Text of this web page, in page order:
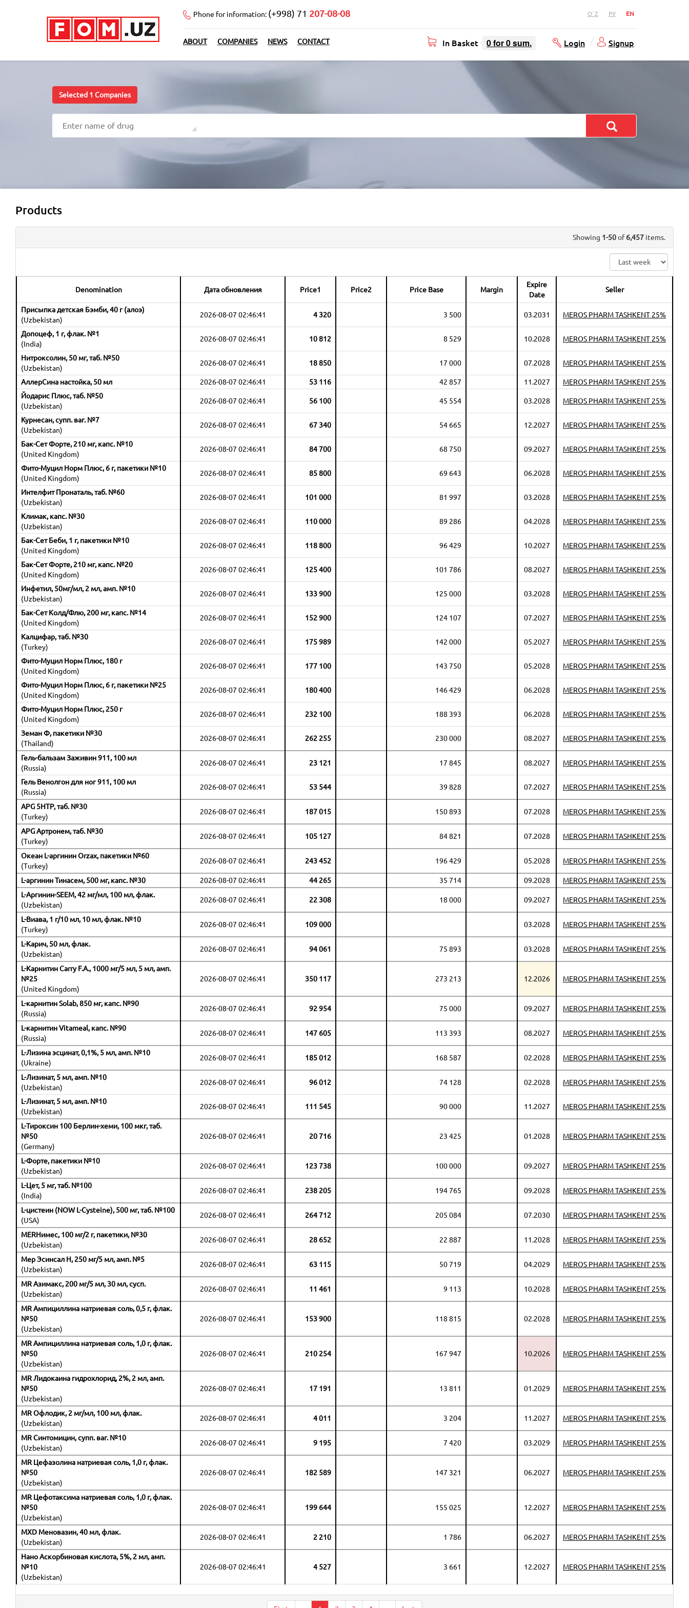
Phone for information: (+998) 71 207-08-08 O`Z РУ EN
Signup
Login
ABOUT COMPANIES NEWS CONTACT In Basket 0for0sum.
Selected 1 Companies
Products
Showing 1-50of6,457 items.
Denomination Дата обновления Price1 Price2 Price Base Margin
Expire
Date
Seller
Присыпка детская Бэмби, 40 г (алоэ)
(Uzbekistan)
2026-08-07 02:46:41 4 320 3 500 03.2031 MEROS PHARM TASHKENT 25%
Допоцеф, 1 г, флак. №1
(India)
2026-08-07 02:46:41 10 812 8 529 10.2028 MEROS PHARM TASHKENT 25%
Нитроксолин, 50 мг, таб. №50
(Uzbekistan)
2026-08-07 02:46:41 18 850 17 000 07.2028 MEROS PHARM TASHKENT 25%
АллерСина настойка, 50 мл 2026-08-07 02:46:41 53 116 42 857 11.2027
MEROS PHARM TASHKENT 25%
Йодарис Плюс, таб. №50
(Uzbekistan)
2026-08-07 02:46:41 56 100 45 554 03.2028 MEROS PHARM TASHKENT 25%
Курнесан, супп. ваг. №7
(Uzbekistan)
2026-08-07 02:46:41 67 340 54 665 12.2027 MEROS PHARM TASHKENT 25%
Бак-Сет Форте, 210 мг, капс. №10
(United Kingdom)
2026-08-07 02:46:41 84 700 68 750 09.2027 MEROS PHARM TASHKENT 25%
Фито-Муцил Норм Плюс, 6 г, пакетики №10
(United Kingdom)
2026-08-07 02:46:41 85 800 69 643 06.2028 MEROS PHARM TASHKENT 25%
Интелфит Пронаталь, таб. №60
(Uzbekistan)
2026-08-07 02:46:41 101 000 81 997 03.2028 MEROS PHARM TASHKENT 25%
Климак, капс. №30
(Uzbekistan)
2026-08-07 02:46:41 110 000 89 286 04.2028 MEROS PHARM TASHKENT 25%
Бак-Сет Беби, 1 г, пакетики №10
(United Kingdom)
2026-08-07 02:46:41 118 800 96 429 10.2027 MEROS PHARM TASHKENT 25%
Бак-Сет Форте, 210 мг, капс. №20
(United Kingdom)
2026-08-07 02:46:41 125 400 101 786 08.2027 MEROS PHARM TASHKENT 25%
Инфетил, 50мг/мл, 2 мл, амп. №10
(Uzbekistan)
2026-08-07 02:46:41 133 900 125 000 03.2028 MEROS PHARM TASHKENT 25%
Бак-Сет Колд/Флю, 200 мг, капс. №14
(United Kingdom)
2026-08-07 02:46:41 152 900 124 107 07.2027 MEROS PHARM TASHKENT 25%
Калцифар, таб. №30
(Turkey)
2026-08-07 02:46:41 175 989 142 000 05.2027 MEROS PHARM TASHKENT 25%
Фито-Муцил Норм Плюс, 180 г
(United Kingdom)
2026-08-07 02:46:41 177 100 143 750 05.2028 MEROS PHARM TASHKENT 25%
Фито-Муцил Норм Плюс, 6 г, пакетики №25
(United Kingdom)
2026-08-07 02:46:41 180 400 146 429 06.2028 MEROS PHARM TASHKENT 25%
Фито-Муцил Норм Плюс, 250 г
(United Kingdom)
2026-08-07 02:46:41 232 100 188 393 06.2028 MEROS PHARM TASHKENT 25%
Земан Ф, пакетики №30
(Thailand)
2026-08-07 02:46:41 262 255 230 000 08.2027 MEROS PHARM TASHKENT 25%
Гель-бальзам Заживин 911, 100 мл
(Russia)
2026-08-07 02:46:41 23 121 17 845 08.2027 MEROS PHARM TASHKENT 25%
Гель Венолгон для ног 911, 100 мл
(Russia)
2026-08-07 02:46:41 53 544 39 828 07.2027 MEROS PHARM TASHKENT 25%
APG 5HTP, таб. №30
(Turkey)
2026-08-07 02:46:41 187 015 150 893 07.2028 MEROS PHARM TASHKENT 25%
APG Артронем, таб. №30
(Turkey)
2026-08-07 02:46:41 105 127 84 821 07.2028 MEROS PHARM TASHKENT 25%
Океан L-аргинин Orzax, пакетики №60
(Turkey)
2026-08-07 02:46:41 243 452 196 429 05.2028 MEROS PHARM TASHKENT 25%
L-аргинин Тинасем, 500 мг, капс. №30 2026-08-07 02:46:41 44 265 35 714 09.2028
MEROS PHARM TASHKENT 25%
L-Аргинин-SEEM, 42 мг/мл, 100 мл, флак.
(Uzbekistan)
2026-08-07 02:46:41 22 308 18 000 09.2027 MEROS PHARM TASHKENT 25%
L-Виава, 1 г/10 мл, 10 мл, флак. №10
(Turkey)
2026-08-07 02:46:41 109 000 03.2028 MEROS PHARM TASHKENT 25%
L-Карич, 50 мл, флак.
(Uzbekistan)
2026-08-07 02:46:41 94 061 75 893 03.2028 MEROS PHARM TASHKENT 25%
L-Карнитин Carry F.A., 1000 мг/5 мл, 5 мл, амп.
№25
(United Kingdom)
2026-08-07 02:46:41 350 117 273 213 12.2026 MEROS PHARM TASHKENT 25%
L-карнитин Solab, 850 мг, капс. №90
(Russia)
2026-08-07 02:46:41 92 954 75 000 09.2027 MEROS PHARM TASHKENT 25%
L-карнитин Vitameal, капс. №90
(Russia)
2026-08-07 02:46:41 147 605 113 393 08.2027 MEROS PHARM TASHKENT 25%
L-Лизина эсцинат, 0,1%, 5 мл, амп. №10
(Ukraine)
2026-08-07 02:46:41 185 012 168 587 02.2028 MEROS PHARM TASHKENT 25%
L-Лизинат, 5 мл, амп. №10
(Uzbekistan)
2026-08-07 02:46:41 96 012 74 128 02.2028 MEROS PHARM TASHKENT 25%
L-Лизинат, 5 мл, амп. №10
(Uzbekistan)
2026-08-07 02:46:41 111 545 90 000 11.2027 MEROS PHARM TASHKENT 25%
L-Тироксин 100 Берлин-хеми, 100 мкг, таб.
№50
(Germany)
2026-08-07 02:46:41 20 716 23 425 01.2028 MEROS PHARM TASHKENT 25%
L-Форте, пакетики №10
(Uzbekistan)
2026-08-07 02:46:41 123 738 100 000 09.2027 MEROS PHARM TASHKENT 25%
L-Цет, 5 мг, таб. №100
(India)
2026-08-07 02:46:41 238 205 194 765 09.2028 MEROS PHARM TASHKENT 25%
L-цистеин (NOW L-Cysteine), 500 мг, таб. №100
(USA)
2026-08-07 02:46:41 264 712 205 084 07.2030 MEROS PHARM TASHKENT 25%
MERНимес, 100 мг/2 г, пакетики, №30
(Uzbekistan)
2026-08-07 02:46:41 28 652 22 887 11.2028 MEROS PHARM TASHKENT 25%
Мер Эсинсал H, 250 мг/5 мл, амп. №5
(Uzbekistan)
2026-08-07 02:46:41 63 115 50 719 04.2029 MEROS PHARM TASHKENT 25%
MR Азимакс, 200 мг/5 мл, 30 мл, сусп.
(Uzbekistan)
2026-08-07 02:46:41 11 461 9 113 10.2028 MEROS PHARM TASHKENT 25%
MR Ампициллина натриевая соль, 0,5 г, флак.
№50
(Uzbekistan)
2026-08-07 02:46:41 153 900 118 815 02.2028 MEROS PHARM TASHKENT 25%
MR Ампициллина натриевая соль, 1,0 г, флак.
№50
(Uzbekistan)
2026-08-07 02:46:41 210 254 167 947 10.2026 MEROS PHARM TASHKENT 25%
MR Лидокаина гидрохлорид, 2%, 2 мл, амп.
№50
(Uzbekistan)
2026-08-07 02:46:41 17 191 13 811 01.2029 MEROS PHARM TASHKENT 25%
MR Офлодик, 2 мг/мл, 100 мл, флак.
(Uzbekistan)
2026-08-07 02:46:41 4 011 3 204 11.2027 MEROS PHARM TASHKENT 25%
MR Синтомицин, супп. ваг. №10
(Uzbekistan)
2026-08-07 02:46:41 9 195 7 420 03.2029 MEROS PHARM TASHKENT 25%
MR Цефазолина натриевая соль, 1,0 г, флак.
№50
(Uzbekistan)
2026-08-07 02:46:41 182 589 147 321 06.2027 MEROS PHARM TASHKENT 25%
MR Цефотаксима натриевая соль, 1,0 г, флак.
№50
(Uzbekistan)
2026-08-07 02:46:41 199 644 155 025 12.2027 MEROS PHARM TASHKENT 25%
MXD Меновазин, 40 мл, флак.
(Uzbekistan)
2026-08-07 02:46:41 2 210 1 786 06.2027 MEROS PHARM TASHKENT 25%
Нано Аскорбиновая кислота, 5%, 2 мл, амп.
№10
(Uzbekistan)
2026-08-07 02:46:41 4 527 3 661 12.2027 MEROS PHARM TASHKENT 25%